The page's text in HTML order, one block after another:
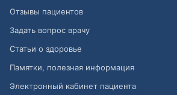
Отзывы пациентов
Задать вопрос врачу
Статьи о здоровье
Памятки, полезная информация
Электронный кабинет пациента